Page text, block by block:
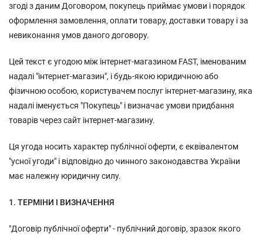
згоді з даним Договором, покупець приймає умови і порядок
оформлення замовлення, оплати товару, доставки товару і за
невиконання умов даного договору.
Цей текст є угодою між інтернет-магазином FAST, іменованим
надалі "інтернет-магазин", і будь-якою юридичною або
фізичною особою, користувачем послуг інтернет-магазину, яка
надалі іменується "Покупець" і визначає умови придбання
товарів через сайт інтернет-магазину.
Ця угода носить характер публічної оферти, є еквівалентом
"усної угоди" і відповідно до чинного законодавства України
має належну юридичну силу.
1. ТЕРМІНИ І ВИЗНАЧЕННЯ
"Договір публічної оферти" - публічний договір, зразок якого